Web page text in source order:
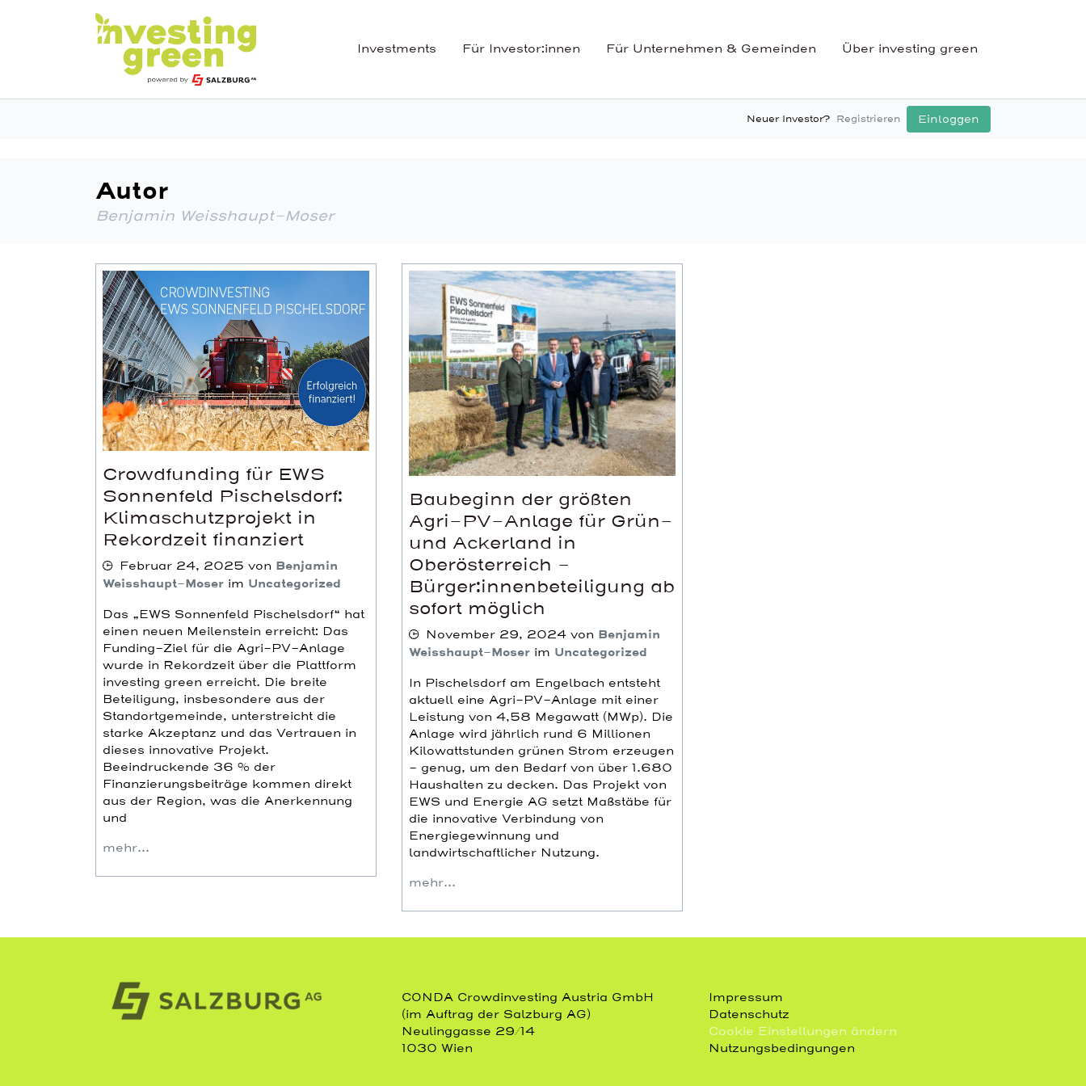
Investments Für Investor:innen Für Unternehmen & Gemeinden Über investing green
Neuer Investor? Registrieren Einloggen
Autor
Benjamin Weisshaupt-Moser
Crowdfunding für EWS
Sonnenfeld Pischelsdorf:
Klimaschutzprojekt in
Rekordzeit finanziert
Februar 24, 2025 von Benjamin
Weisshaupt-Moser im Uncategorized
Das „EWS Sonnenfeld Pischelsdorf“ hat
einen neuen Meilenstein erreicht: Das
Funding-Ziel für die Agri-PV-Anlage
wurde in Rekordzeit über die Plattform
investing green erreicht. Die breite
Beteiligung, insbesondere aus der
Standortgemeinde, unterstreicht die
starke Akzeptanz und das Vertrauen in
dieses innovative Projekt.
Beeindruckende 36 % der
Finanzierungsbeiträge kommen direkt
aus der Region, was die Anerkennung
und
mehr…
Baubeginn der größten
Agri-PV-Anlage für Grün-
und Ackerland in
Oberösterreich –
Bürger:innenbeteiligung ab
sofort möglich
November 29, 2024 von Benjamin
Weisshaupt-Moser im Uncategorized
In Pischelsdorf am Engelbach entsteht
aktuell eine Agri-PV-Anlage mit einer
Leistung von 4,58 Megawatt (MWp). Die
Anlage wird jährlich rund 6 Millionen
Kilowattstunden grünen Strom erzeugen
– genug, um den Bedarf von über 1.680
Haushalten zu decken. Das Projekt von
EWS und Energie AG setzt Maßstäbe für
die innovative Verbindung von
Energiegewinnung und
landwirtschaftlicher Nutzung.
mehr…
CONDA Crowdinvesting Austria GmbH
(im Auftrag der Salzburg AG)
Neulinggasse 29/14
1030 Wien
Impressum
Datenschutz
Cookie Einstellungen ändern
Nutzungsbedingungen